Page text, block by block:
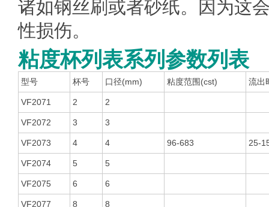
诸如钢丝刷或者砂纸。因为这
性损伤。
粘度杯列表系列参数列表
型号 杯号 口径(mm) 粘度范围(cst) 流出
VF2071 2 2
VF2072 3 3
VF2073 4 4 96-683 25-
VF2074 5 5
VF2075 6 6
VF2077 8 8